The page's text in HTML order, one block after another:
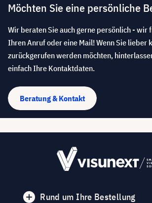
Möchten Sie eine persönliche
Wir beraten Sie auch gerne persönlich - wir
Ihren Anruf oder eine Mail! Wenn Sie lieber
zurückgerufen werden möchten,
einfach Ihre Kontaktdaten.
Beratung & Kontakt
Rund um Ihre Bestellung